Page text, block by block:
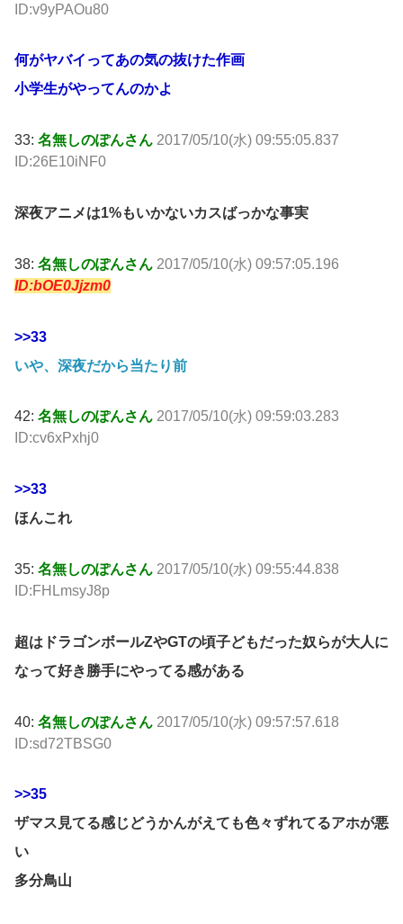
ID:v9yPAOu80
何がヤバイってあの気の抜けた作画
小学生がやってんのかよ
33: 名無しのぽんさん 2017/05/10(水) 09:55:05.837
ID:26E10iNF0
深夜アニメは1%もいかないカスばっかな事実
38: 名無しのぽんさん 2017/05/10(水) 09:57:05.196
ID:bOE0Jjzm0
>>33
いや、深夜だから当たり前
42: 名無しのぽんさん 2017/05/10(水) 09:59:03.283
ID:cv6xPxhj0
>>33
ほんこれ
35: 名無しのぽんさん 2017/05/10(水) 09:55:44.838
ID:FHLmsyJ8p
超はドラゴンボールZやGTの頃子どもだった奴らが大人に
なって好き勝手にやってる感がある
40: 名無しのぽんさん 2017/05/10(水) 09:57:57.618
ID:sd72TBSG0
>>35
ザマス見てる感じどうかんがえても色々ずれてるアホが悪
い
多分鳥山